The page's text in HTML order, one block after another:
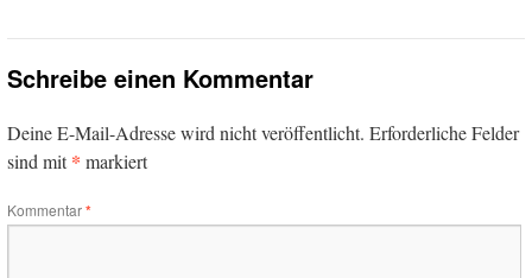
Schreibe einen Kommentar
Deine E-Mail-Adresse wird nicht veröffentlicht. Erforderliche Felder
sind mit* markiert
Kommentar*